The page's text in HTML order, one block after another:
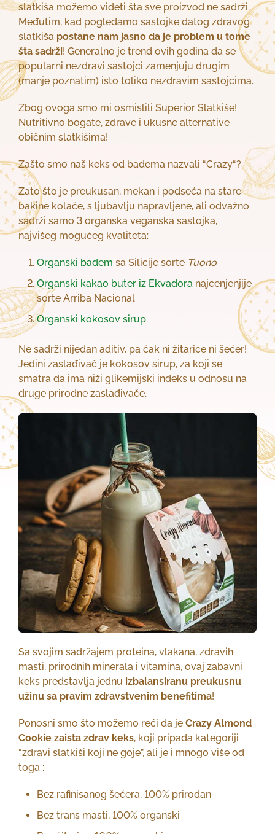
slatkiša možemo videti šta sve proizvod ne sadrži.
Međutim, kad pogledamo sastojke datog zdravog
slatkiša postane nam jasno da je problem u tome
šta sadrži! Generalno je trend ovih godina da se
popularni nezdravi sastojci zamenjuju drugim
(manje poznatim) isto toliko nezdravim sastojcima.
Zbog ovoga smo mi osmislili Superior Slatkiše!
Nutritivno bogate, zdrave i ukusne alternative
običnim slatkišima!
Zašto smo naš keks od badema nazvali “Crazy“?
Zato što je preukusan, mekan i podseća na stare
bakine kolače, s ljubavlju napravljene, ali odvažno
sadrži samo 3 organska veganska sastojka,
najvišeg mogućeg kvaliteta:
Organski badem sa Silicije sorte Tuono
Organski kakao buter iz Ekvadora najcenjenjije
sorte Arriba Nacional
Organski kokosov sirup
Ne sadrži nijedan aditiv, pa čak ni žitarice ni šećer!
Jedini zaslađivač je kokosov sirup, za koji se
smatra da ima niži glikemijski indeks u odnosu na
druge prirodne zaslađivače.
Sa svojim sadržajem proteina, vlakana, zdravih
masti, prirodnih minerala i vitamina, ovaj zabavni
keks predstavlja jednu izbalansiranu preukusnu
užinu sa pravim zdravstvenim benefitima!
Ponosni smo što možemo reći da je Crazy Almond
Cookie zaista zdrav keks, koji pripada kategoriji
“zdravi slatkiši koji ne goje”, ali je i mnogo više od
toga :
Bez rafinisanog šećera, 100% prirodan
Bez trans masti, 100% organski